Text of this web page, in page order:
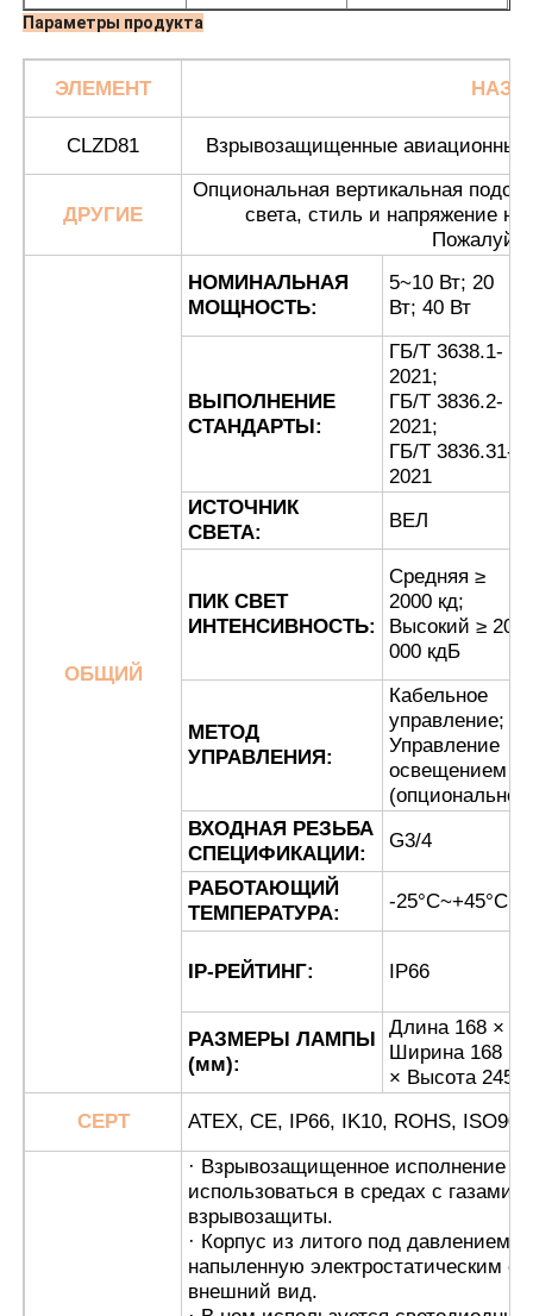
Главная страница
контроль качества
Отправить запрос
Взрывозащищенное освещение
Взрывозащищенный свет сигнала тревоги
взрывозащищенный вентилятор
Коробка, защищенная от взрывов
взрывозащищенный переключатель
взрывозащищенные штепсельная вилка и гнездо
Параметры продукта
ЭЛЕМЕНТ
CLZD81 Взрывозащищенные авиационные
ДРУГИЕ
Опциональная вертикальная
света, стиль и напряжение
ОБЩИЙ
НОМИНАЛЬНАЯ
МОЩНОСТЬ:
5~10 Вт; 20
Вт; 40 Вт
ВЫПОЛНЕНИЕ
СТАНДАРТЫ:
ГБ/Т 3638.1-
2021;
ГБ/Т 3836.2-
2021;
ГБ/Т 3836.31-
2021
ИСТОЧНИК
СВЕТА:
ВЕЛ
ПИК СВЕТ
ИНТЕНСИВНОСТЬ:
Средняя ≥
2000 кд;
Высокий ≥ 20
000 кдБ
МЕТОД
УПРАВЛЕНИЯ:
Кабельное
управление;
Управление
освещением
(опционально)
ВХОДНАЯ РЕЗЬБА
СПЕЦИФИКАЦИИ:
G3/4
РАБОТАЮЩИЙ
ТЕМПЕРАТУРА:
-25°С~+45°С
IP-РЕЙТИНГ: IP66
РАЗМЕРЫ ЛАМПЫ
(мм):
Длина 168 ×
Ширина 168
× Высота 245
СЕРТ
АТЕХ, CE, IP66, IK10, ROHS,
· Взрывозащищенное исполнение
использоваться в средах с газами
взрывозащиты.
· Корпус из литого под давлением
напыленную электростатическим
внешний вид.